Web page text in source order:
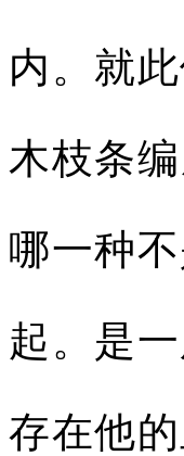
内。就
木枝条
哪一种
起。是
存在他